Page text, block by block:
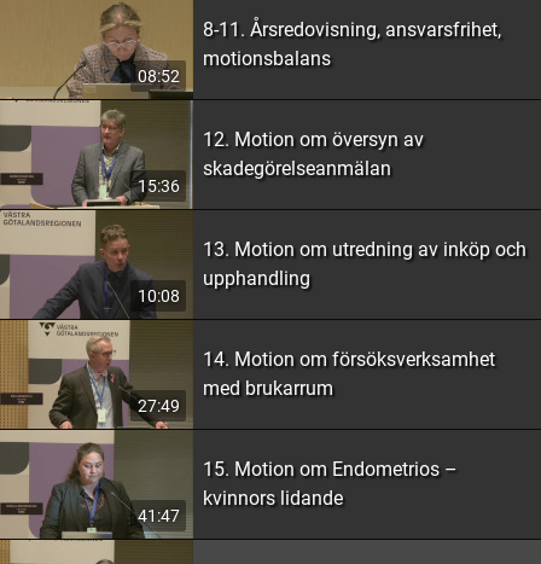
08:52
8-11. Årsredovisning, ansvarsfrihet,
motionsbalans
15:36
12. Motion om översyn av
skadegörelseanmälan
10:08
13. Motion om utredning av inköp och
upphandling
27:49
14. Motion om försöksverksamhet
med brukarrum
41:47
15. Motion om Endometrios –
kvinnors lidande